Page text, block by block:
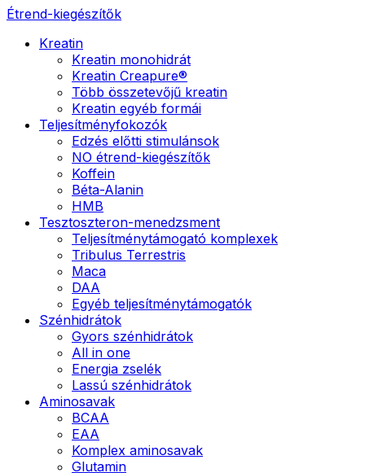
Étrend-kiegészítők
Kreatin
Kreatin monohidrát
Kreatin Creapure®
Több összetevőjű kreatin
Kreatin egyéb formái
Teljesítményfokozók
Edzés előtti stimulánsok
NO étrend-kiegészítők
Koffein
Béta-Alanin
HMB
Tesztoszteron-menedzsment
Teljesítménytámogató komplexek
Tribulus Terrestris
Maca
DAA
Egyéb teljesítménytámogatók
Szénhidrátok
Gyors szénhidrátok
All in one
Energia zselék
Lassú szénhidrátok
Aminosavak
BCAA
EAA
Komplex aminosavak
Glutamin